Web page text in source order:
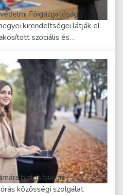
Főigazgatóság
kirendeltségei látják el
szociális és…
biztosítjuk az
közösségi szolgálat